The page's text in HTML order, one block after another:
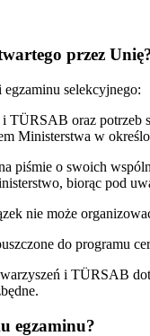
przez
selekcyjnego:
oraz potrzeb
Ministerstwa w
piśmie o swoich
biorąc pod
nie może
do programu
i TÜRSAB
egzaminu?